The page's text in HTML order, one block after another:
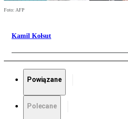
Foto: AFP
Kamil Kołsut
Powiązane
Polecane